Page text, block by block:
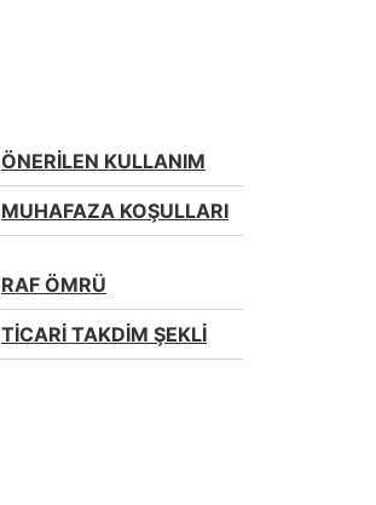
ÖNERİLEN KULLANIM
MUHAFAZA KOŞULLARI
RAF ÖMRÜ
TİCARİ TAKDİM ŞEKLİ